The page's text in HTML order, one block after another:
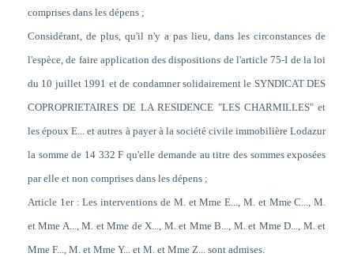
comprises dans les dépens ;
Considérant, de plus, qu'il n'y a pas lieu, dans les circonstances de
l'espèce, de faire application des dispositions de l'article 75-I de la loi
du 10 juillet 1991 et de condamner solidairement le SYNDICAT DES
COPROPRIETAIRES DE LA RESIDENCE "LES CHARMILLES" et
les époux E... et autres à payer à la société civile immobilière Lodazur
la somme de 14 332 F qu'elle demande au titre des sommes exposées
par elle et non comprises dans les dépens ;
Article 1er : Les interventions de M. et Mme E..., M. et Mme C..., M.
et Mme A..., M. et Mme de X..., M. et Mme B..., M. et Mme D..., M. et
Mme F..., M. et Mme Y... et M. et Mme Z... sont admises.